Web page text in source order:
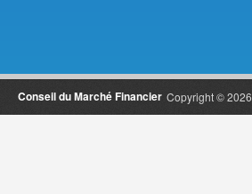
Copyright © 2026
Conseil du Marché Financier